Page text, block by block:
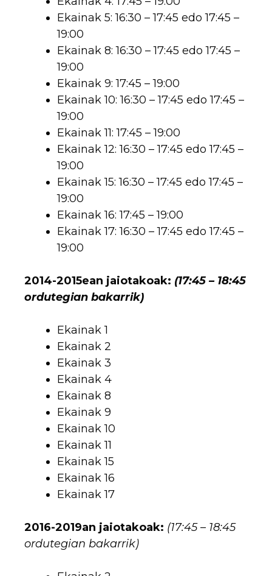
Ekainak 5: 16:30 – 17:45 edo 17:45 –
19:00
Ekainak 8: 16:30 – 17:45 edo 17:45 –
19:00
Ekainak 9: 17:45 – 19:00
Ekainak 10: 16:30 – 17:45 edo 17:45 –
19:00
Ekainak 11: 17:45 – 19:00
Ekainak 12: 16:30 – 17:45 edo 17:45 –
19:00
Ekainak 15: 16:30 – 17:45 edo 17:45 –
19:00
Ekainak 16: 17:45 – 19:00
Ekainak 17: 16:30 – 17:45 edo 17:45 –
19:00
2014-2015ean jaiotakoak: (17:45 – 18:45
ordutegian bakarrik)
Ekainak 1
Ekainak 2
Ekainak 3
Ekainak 4
Ekainak 8
Ekainak 9
Ekainak 10
Ekainak 11
Ekainak 15
Ekainak 16
Ekainak 17
2016-2019an jaiotakoak: (17:45 – 18:45
ordutegian bakarrik)